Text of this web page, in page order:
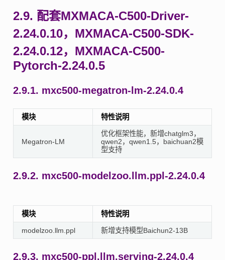
2.9. 配套MXMACA-C500-Driver-
2.24.0.10，MXMACA-C500-SDK-
2.24.0.12，MXMACA-C500-
Pytorch-2.24.0.5
2.9.1. mxc500-megatron-lm-2.24.0.4
模块 特性说明
Megatron-LM
优化框架性能，新增chatglm3，
qwen2，qwen1.5，baichuan2模
型支持
2.9.2. mxc500-modelzoo.llm.ppl-2.24.0.4
模块 特性说明
modelzoo.llm.ppl 新增支持模型Baichun2-13B
2.9.3. mxc500-ppl.llm.serving-2.24.0.4